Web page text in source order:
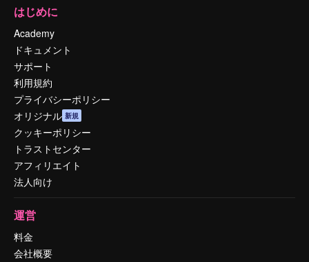
はじめに
Academy
ドキュメント
サポート
利用規約
プライバシーポリシー
オリジナル 新規
クッキーポリシー
トラストセンター
アフィリエイト
法人向け
運営
料金
会社概要